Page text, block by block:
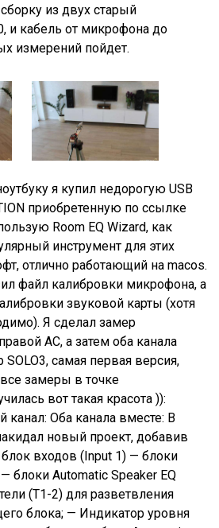
из двух старый
и кабель от микрофона до
измерений пойдет.
я купил недорогую USB
приобретенную по ссылке
Room EQ Wizard, как
инструмент для этих
отлично работающий на macos.
файл калибровки микрофона, а
звуковой карты (хотя
Я сделал замер
АС, а затем оба канала
самая первая версия,
замеры в точке
вот такая красота )):
Оба канала вместе: В
новый проект, добавив
входов (Input 1) — блоки
блоки Automatic Speaker EQ
(Т1-2) для разветвления
блока; — Индикатор уровня